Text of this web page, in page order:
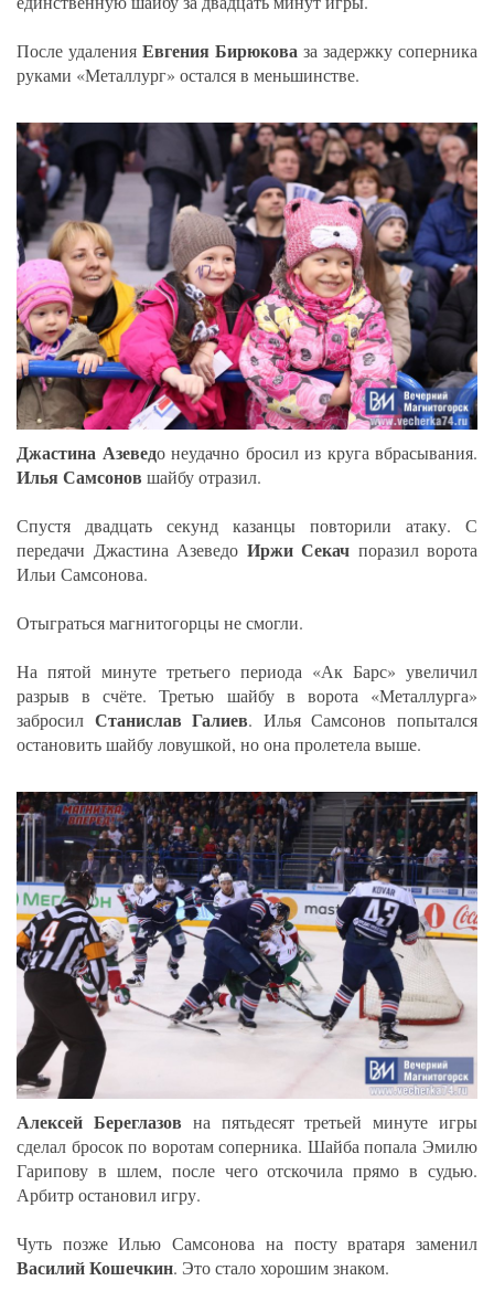
После удаления Евгения Бирюкова за задержку соперника
руками «Металлург» остался в меньшинстве.
Джастина Азеведо неудачно бросил из круга вбрасывания.
Илья Самсонов шайбу отразил.
Спустя двадцать секунд казанцы повторили атаку. С
передачи Джастина Азеведо Иржи Секач поразил ворота
Ильи Самсонова.
Отыграться магнитогорцы не смогли.
На пятой минуте третьего периода «Ак Барс» увеличил
разрыв в счёте. Третью шайбу в ворота «Металлурга»
забросил Станислав Галиев. Илья Самсонов попытался
остановить шайбу ловушкой, но она пролетела выше.
Алексей Береглазов на пятьдесят третьей минуте игры
сделал бросок по воротам соперника. Шайба попала Эмилю
Гарипову в шлем, после чего отскочила прямо в судью.
Арбитр остановил игру.
Чуть позже Илью Самсонова на посту вратаря заменил
Василий Кошечкин. Это стало хорошим знаком.